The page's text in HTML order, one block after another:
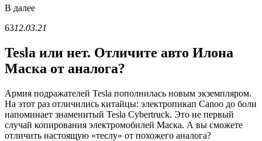
В далее
6312.03.21
Tesla или нет. Отличите авто Илона
Маска от аналога?
Армия подражателей Tesla пополнилась новым экземпляром.
На этот раз отличились китайцы: электропикап Canoo до боли
напоминает знаменитый Tesla Cybertruck. Это не первый
случай копирования электромобилей Маска. А вы сможете
отличить настоящую «теслу» от похожего аналога?